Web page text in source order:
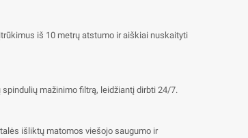
iš 10 metrų atstumo ir aiškiai nuskaityti
mažinimo filtrą, leidžiantį dirbti 24/7.
išliktų matomos viešojo saugumo ir